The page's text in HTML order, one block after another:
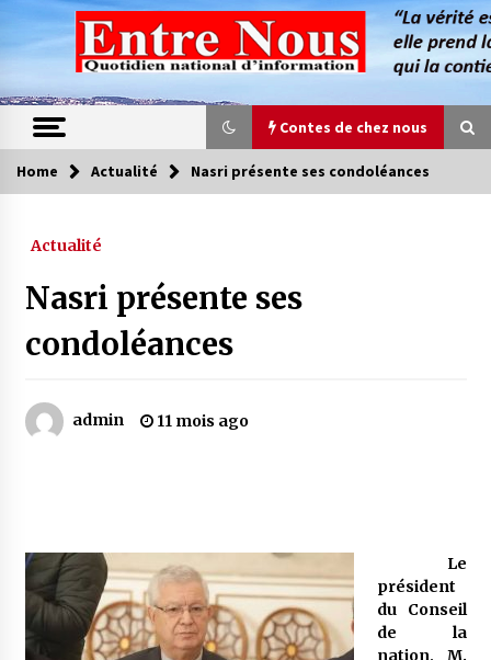
content
Contes de chez nous
Contes de chez nous
Magie de sorcier
Mythes et croyances / L’hospitalité des
montagnards
4 ans ago
Quand on va vite
Home Actualité Nasri présente ses condoléances
Actualité
Nasri présente ses
condoléances
admin 11 mois ago
Le
président
du Conseil
de la
nation, M.